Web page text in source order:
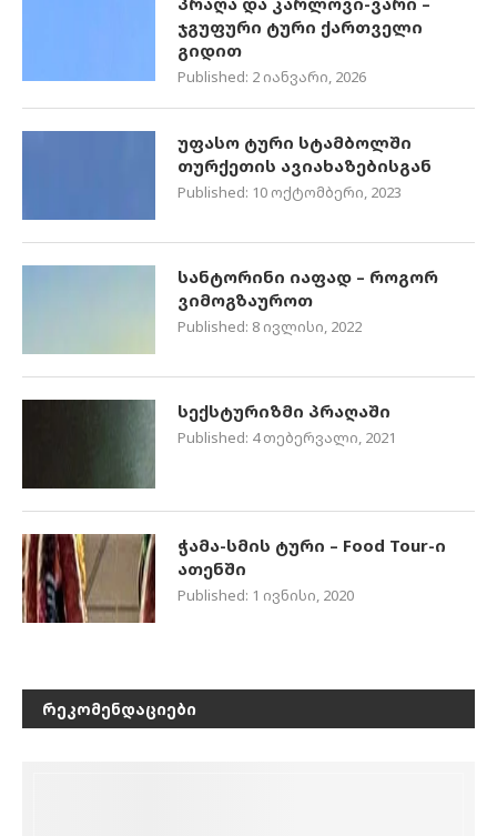
ჯგუფური ტური ქართველი
გიდით
Published: 2 იანვარი, 2026
უფასო ტური სტამბოლში
თურქეთის ავიახაზებისგან
Published: 10 ოქტომბერი, 2023
სანტორინი იაფად – როგორ
ვიმოგზაუროთ
Published: 8 ივლისი, 2022
სექსტურიზმი პრაღაში
Published: 4 თებერვალი, 2021
ჭამა-სმის ტური – Food Tour-ი
ათენში
Published: 1 ივნისი, 2020
ᲠᲔᲙᲝᲛᲔᲜᲓᲐᲪᲘᲔᲑᲘ